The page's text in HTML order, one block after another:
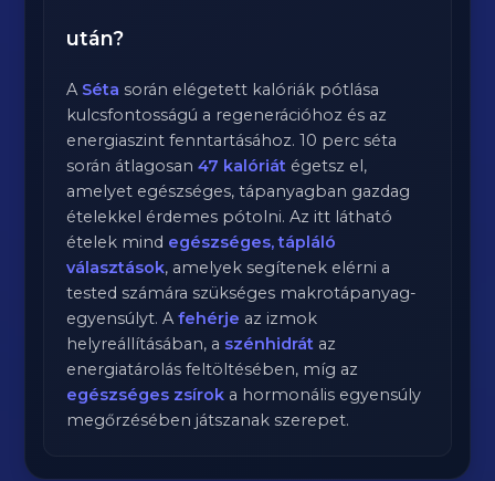
után?
A Séta során elégetett kalóriák pótlása
kulcsfontosságú a regenerációhoz és az
energiaszint fenntartásához.10 perc séta
során átlagosan47 kalóriát égetsz el,
amelyet egészséges, tápanyagban gazdag
ételekkel érdemes pótolni. Az itt látható
ételek mind egészséges, tápláló
választások, amelyek segítenek elérni a
tested számára szükséges makrotápanyag-
egyensúlyt. Afehérje az izmok
helyreállításában, a szénhidrát az
energiatárolás feltöltésében, míg az
egészséges zsírok a hormonális egyensúly
megőrzésében játszanak szerepet.